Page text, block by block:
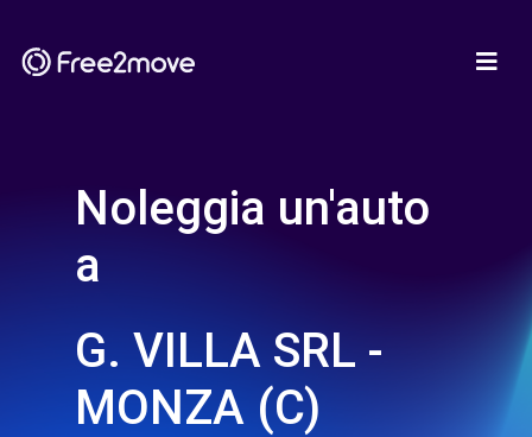
Noleggia un'auto
a
G. VILLA SRL -
MONZA (C)